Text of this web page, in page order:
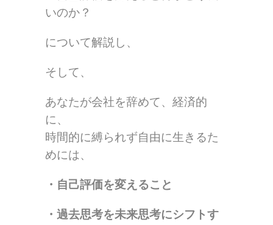
いのか？
について解説し、
そして、
あなたが会社を辞めて、経済的
に、
時間的に縛られず自由に生きるた
めには、
・自己評価を変えること
・過去思考を未来思考にシフトす